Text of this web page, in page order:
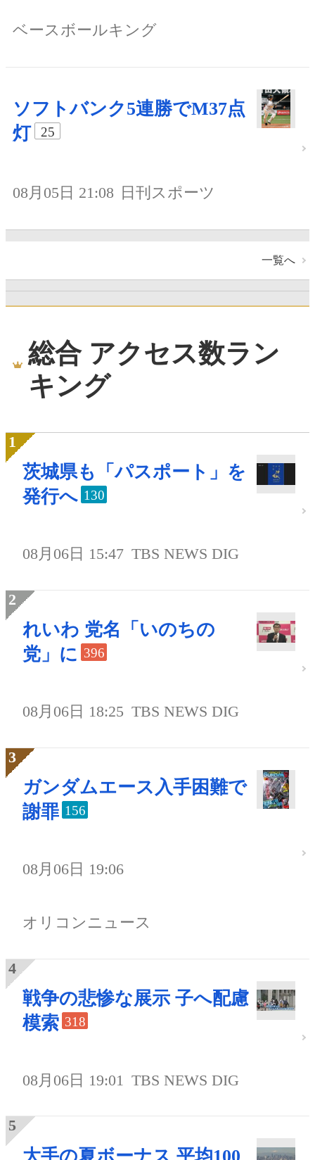
ベースボールキング
ソフトバンク5連勝でM37点
灯
25
08月05日 21:08 日刊スポーツ
一覧へ
総合 アクセス数ラン
キング
茨城県も「パスポート」を
発行へ 130
08月06日 15:47 TBS NEWS DIG
れいわ 党名「いのちの
党」に 396
08月06日 18:25 TBS NEWS DIG
ガンダムエース入手困難で
謝罪 156
08月06日 19:06
オリコンニュース
戦争の悲惨な展示 子へ配慮
模索 318
08月06日 19:01 TBS NEWS DIG